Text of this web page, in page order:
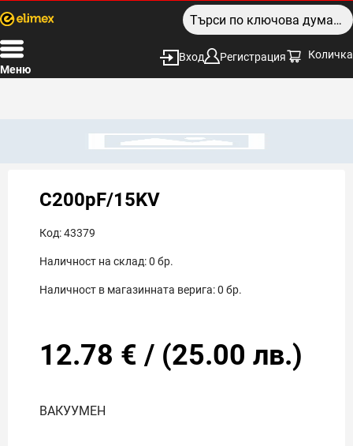
Меню
Вход Регистрация Количка
C200pF/15KV
Код:43379
Наличност на склад:0 бр.
Наличност в магазинната верига:0 бр.
12.78 € / (25.00 лв.)
ВАКУУМЕН